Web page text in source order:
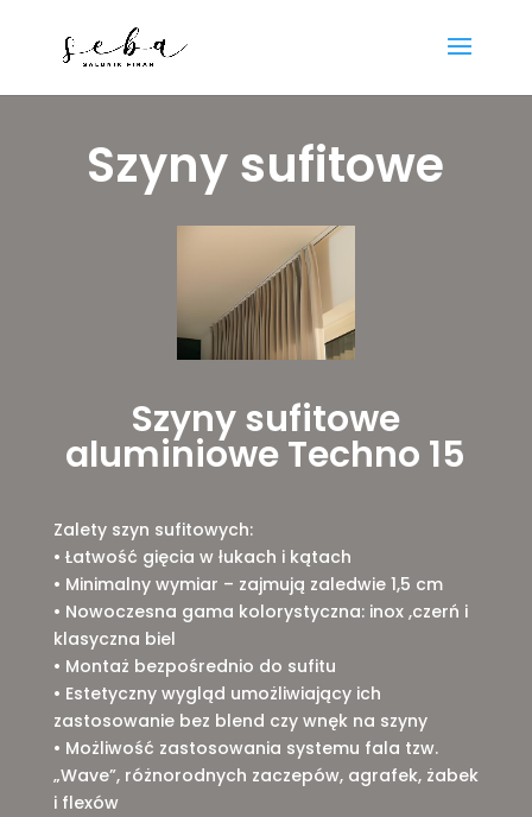
Szyny sufitowe
Szyny sufitowe
aluminiowe Techno 15
Zalety szyn sufitowych:
• Łatwość gięcia w łukach i kątach
• Minimalny wymiar – zajmują zaledwie 1,5 cm
• Nowoczesna gama kolorystyczna: inox ,czerń i
klasyczna biel
• Montaż bezpośrednio do sufitu
• Estetyczny wygląd umożliwiający ich
zastosowanie bez blend czy wnęk na szyny
• Możliwość zastosowania systemu fala tzw.
„Wave”, różnorodnych zaczepów, agrafek, żabek
i flexów